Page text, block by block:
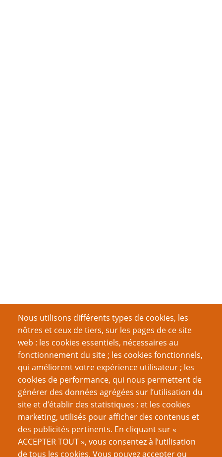
Nous utilisons différents types de cookies, les
nôtres et ceux de tiers, sur les pages de ce site
web : les cookies essentiels, nécessaires au
fonctionnement du site ; les cookies fonctionnels,
qui améliorent votre expérience utilisateur ; les
cookies de performance, qui nous permettent de
générer des données agrégées sur l’utilisation du
site et d’établir des statistiques ; et les cookies
marketing, utilisés pour afficher des contenus et
des publicités pertinents. En cliquant sur «
ACCEPTER TOUT », vous consentez à l’utilisation
de tous les cookies. Vous pouvez accepter ou